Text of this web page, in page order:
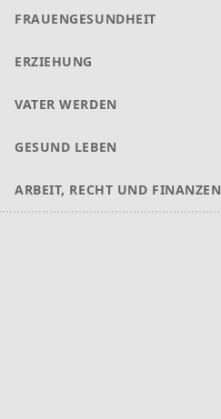
FRAUENGESUNDHEIT
ERZIEHUNG
VATER WERDEN
GESUND LEBEN
ARBEIT, RECHT UND FINANZEN